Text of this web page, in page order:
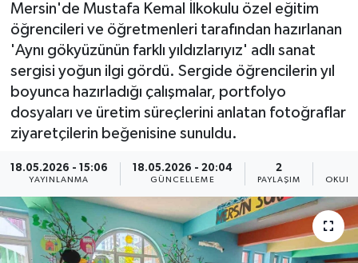
Mersin'de Mustafa Kemal İlkokulu özel eğitim
öğrencileri ve öğretmenleri tarafından hazırlanan
'Aynı gökyüzünün farklı yıldızlarıyız' adlı sanat
sergisi yoğun ilgi gördü. Sergide öğrencilerin yıl
boyunca hazırladığı çalışmalar, portfolyo
dosyaları ve üretim süreçlerini anlatan fotoğraflar
ziyaretçilerin beğenisine sunuldu.
18.05.2026 - 15:06
YAYINLANMA
18.05.2026 - 20:04
GÜNCELLEME
2
PAYLAŞIM
Resmi İlan
Sağlık
Siyaset
Spor
Yaşam